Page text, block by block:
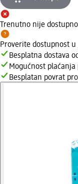
Trenutno nije dostupno
Proverite dostupnost u
Besplatna dostava
Mogućnost plaćanja
Besplatan povrat